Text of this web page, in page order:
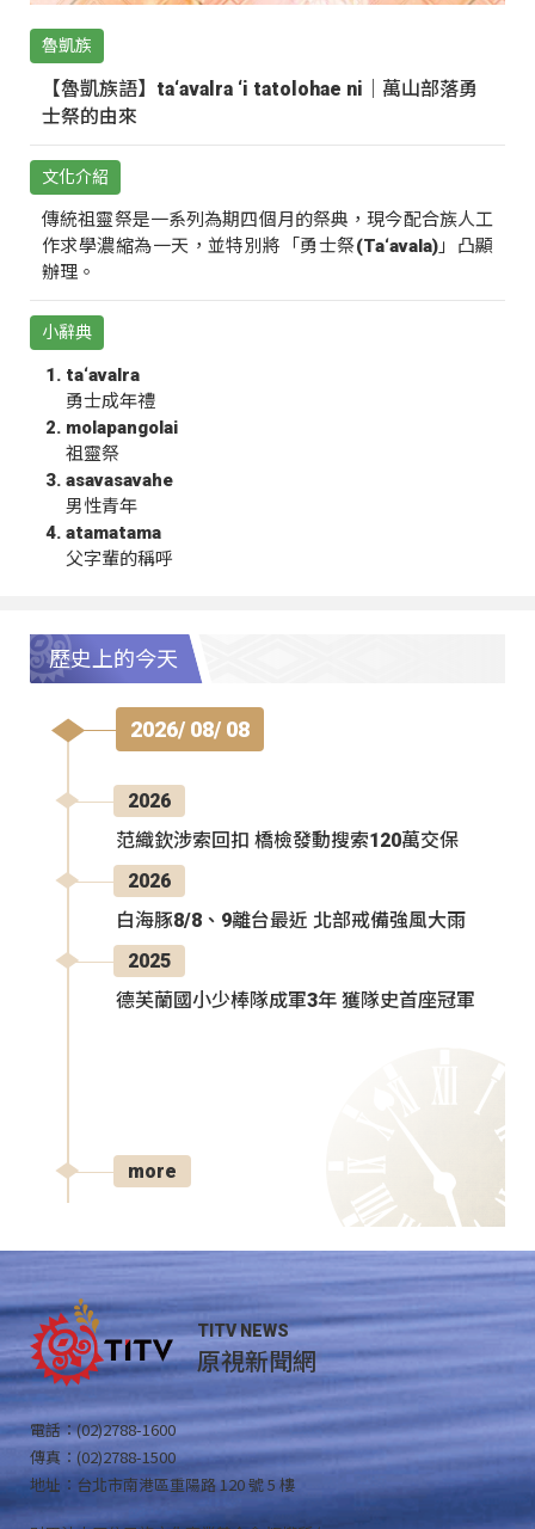
魯凱族
【魯凱族語】ta‘avalra ‘i tatolohae ni｜萬山部落勇
士祭的由來
文化介紹
傳統祖靈祭是一系列為期四個月的祭典，現今配合族人工
作求學濃縮為一天，並特別將「勇士祭(Ta‘avala)」凸顯
辦理。
小辭典
ta‘avalra
勇士成年禮
molapangolai
祖靈祭
asavasavahe
男性青年
atamatama
父字輩的稱呼
歷史上的今天
2026/ 08/ 08
2026
范織欽涉索回扣 橋檢發動搜索120萬交保
2026
白海豚8/8、9離台最近 北部戒備強風大雨
2025
德芙蘭國小少棒隊成軍3年 獲隊史首座冠軍
more
TITV NEWS
原視新聞網
電話：(02)2788-1600
傳真：(02)2788-1500
地址：台北市南港區重陽路 120 號 5 樓